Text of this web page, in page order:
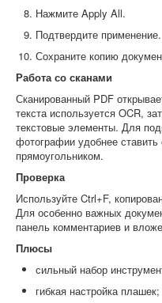
Нажмите Apply All.
Подтвердите применение.
Сохраните копию
Работа со сканами
Сканированный PDF
текста используется OCR,
текстовые элементы. Для
фотографии удобнее ставить
прямоугольником.
Проверка
Используйте Ctrl+F,
Для особенно важных
панель комментариев и
Плюсы
сильный набор
гибкая настройка плашек;